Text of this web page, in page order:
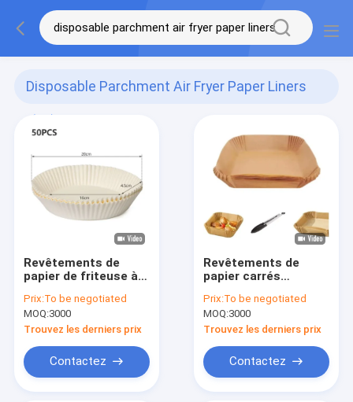
Disposable Parchment Air Fryer Paper Liners
Revêtements de
papier de friteuse à
de qualité
alimentaire Papier de
cuisson antiadhésif
Tabletex
Prix:To be negotiated
MOQ:3000
Trouvez les derniers prix
Contactez
Revêtements de
papier carrés
d'air de parchemin de
catégorie comestible
antiadhésifs
Prix:To be negotiated
MOQ:3000
Trouvez les derniers prix
Contactez